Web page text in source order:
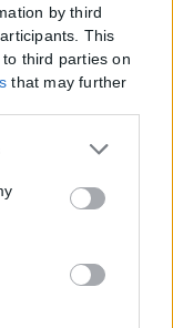
by third
This
third parties on
that may further
or more Google
You may
its third-party
in below